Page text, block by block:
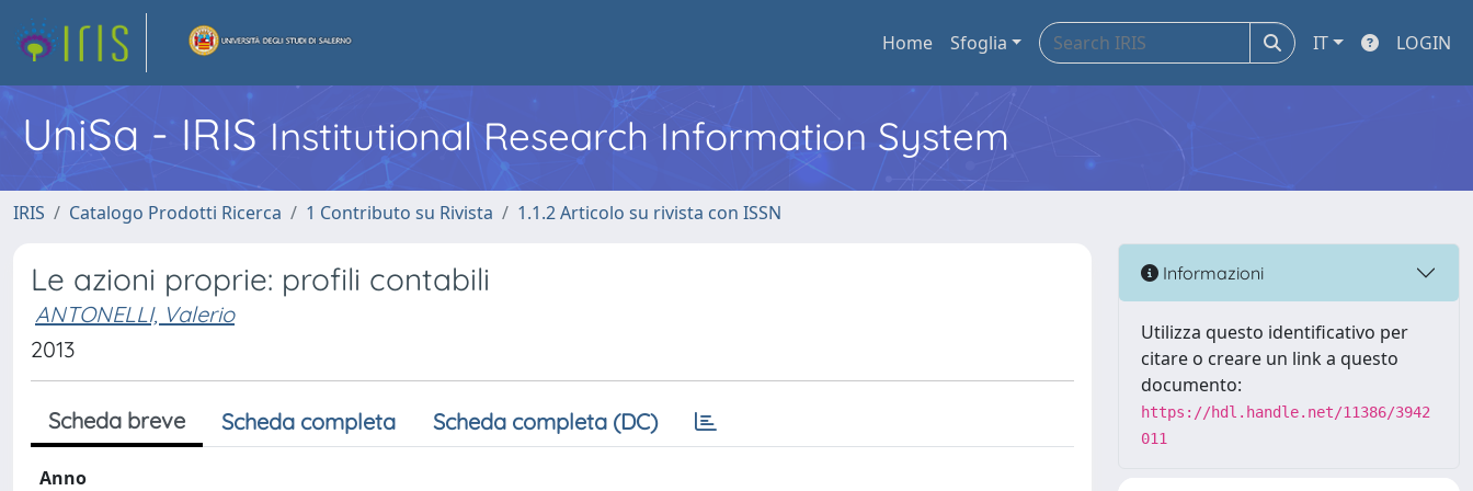
Home Sfoglia IT LOGIN
UniSa - IRIS Institutional Research Information System
IRIS Catalogo Prodotti Ricerca 1 Contributo su Rivista 1.1.2 Articolo su rivista con ISSN
Le azioni proprie: profili contabili
ANTONELLI, Valerio
2013
Scheda breve Scheda completa Scheda completa (DC)
Anno
Informazioni
Utilizza questo identificativo per
citare o creare un link a questo
documento:
https://hdl.handle.net/11386/3942
011